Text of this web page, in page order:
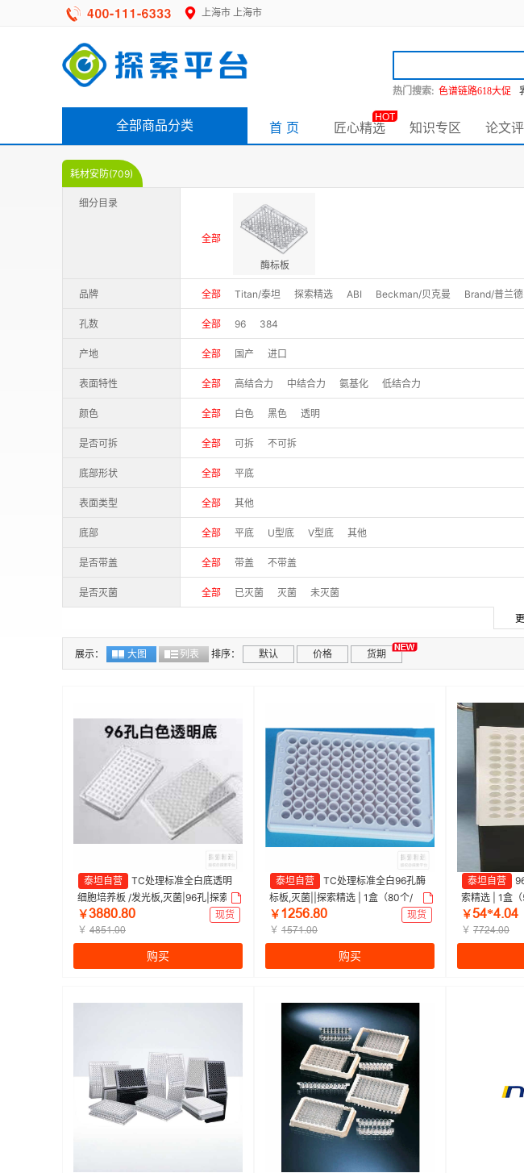
上海市 上海市
热门搜索: 色谱链路618大促
全部商品分类 首 页 匠心精选
HOT
知识专区 论文
耗材安防(709)
细分目录
全部
酶标板
品牌 全部 Titan/泰坦 探索精选 ABI Beckman/贝克曼 Brand/普兰德
SPL Life Sciences
孔数 全部 96 384
产地 全部 国产 进口
表面特性 全部 高结合力 中结合力 氨基化 低结合力
颜色 全部 白色 黑色 透明
是否可拆 全部 可拆 不可拆
底部形状 全部 平底
表面类型 全部 其他
底部 全部 平底 U型底 V型底 其他
是否带盖 全部 带盖 不带盖
是否灭菌 全部 已灭菌 灭菌 未灭菌
展示： 大图 列表 排序： 默认 价格 货期
泰坦自营
TC处理标准全白底透明
细胞培养板 /发光板,灭菌|96孔|探索精
选 | 1箱（1个/包，50个/箱）
￥ŁȬȬřŤȬř
现货
￥ ȂȬœǝŤřř
购买
泰坦自营
TC处理标准全白96孔酶
标板,灭菌||探索精选 | 1盒（80个/
盒）
￥ ǝſœƧŤȬř
现货
￥ ǝœƚǝŤřř
购买
泰坦自营
索精选 | 1盒（
￥œȂ*ȂŤřȂ
￥ ƚƚſȂŤřř